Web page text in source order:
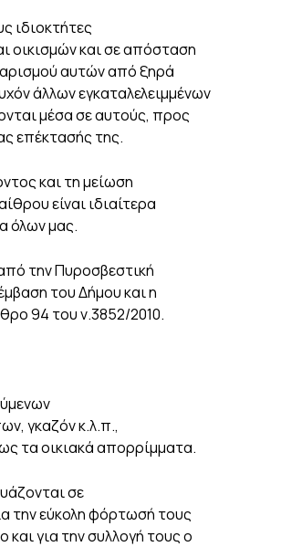
ιδιοκτήτες
οικισμών και σε απόσταση
αυτών από ξηρά
άλλων εγκαταλελειμμένων
μέσα σε αυτούς, προς
επέκτασής της.
και τη μείωση
είναι ιδιαίτερα
όλων μας.
την Πυροσβεστική
του Δήμου και η
94 του ν.3852/2010.
γκαζόν κ.λ.π.,
τα οικιακά απορρίμματα.
σε
την εύκολη φόρτωσή τους
για την συλλογή τους ο